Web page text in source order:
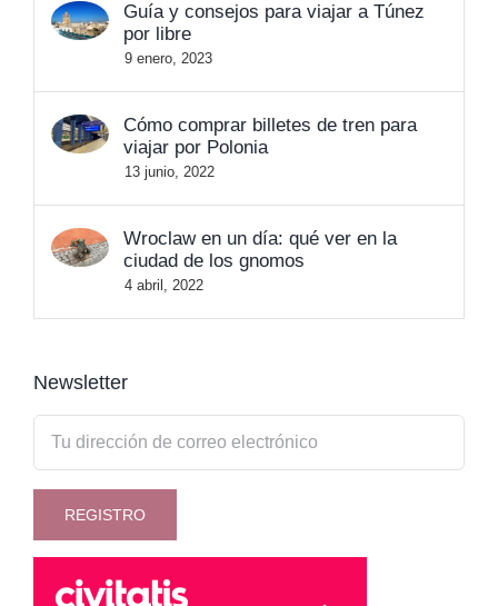
Guía y consejos para viajar a Túnez
por libre
9 enero, 2023
Cómo comprar billetes de tren para
viajar por Polonia
13 junio, 2022
Wroclaw en un día: qué ver en la
ciudad de los gnomos
4 abril, 2022
Newsletter